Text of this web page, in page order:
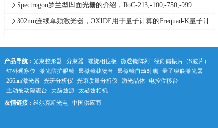
功率范围应用最精确的光束整形解决方案
Spectrogon罗兰型凹面光栅的介绍，RoC-213,-100,-750,-999
302nm连续单频激光器，OXIDE用于量子计算的Frequad-K量子计
产品导航 : 光束整形器 分束器 螺旋相位板 微透镜阵列
径向偏振片（S波片）
红外观察仪
激光防护眼镜 显微镜载物台 显微镜自动对焦 量子级联激光器
266nm激光器 光斑分析仪 光束质量分析仪 激光晶体
电控位移台
主动被动隔震台
太赫兹源 太赫兹相机
友情链接 : 维尔克斯光电 中国供应商